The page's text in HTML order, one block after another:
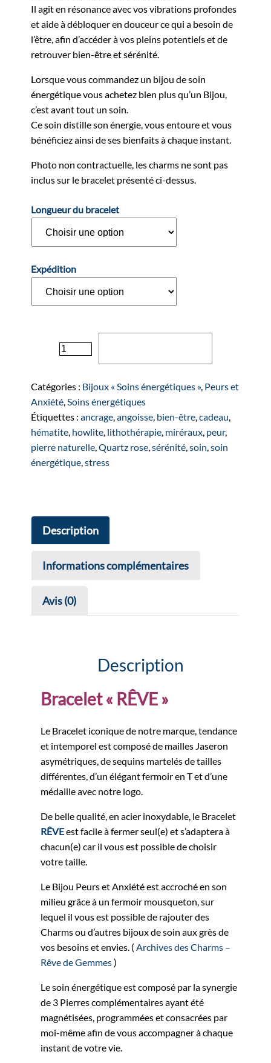
Il agit en résonance avec vos vibrations profondes
et aide à débloquer en douceur ce qui a besoin de
l’être, afin d’accéder à vos pleins potentiels et de
retrouver bien-être et sérénité.
Lorsque vous commandez un bijou de soin
énergétique vous achetez bien plus qu’un Bijou,
c’est avant tout un soin.
Ce soin distille son énergie, vous entoure et vous
bénéficiez ainsi de ses bienfaits à chaque instant.
Photo non contractuelle, les charms ne sont pas
inclus sur le bracelet présenté ci-dessus.
Longueur du bracelet
Expédition
de
"RÊVE"
doré
("Peur
et
Anxiété")
Catégories : Bijoux « Soins énergétiques », Peurs et
Anxiété Soins énergétiques
Étiquettes :ancrage ,angoisse bien-être ,cadeau
hématite howlite lithothérapie miréraux peur,
pierre naturelle ,Quartz rose ,sérénité ,soin ,soin
énergétique ,stress
Description
Informations complémentaires
Avis (0)
Description
Bracelet « RÊVE »
Le Bracelet iconique de notre marque, tendance
et intemporel est composé de mailles Jaseron
asymétriques, de sequins martelés de tailles
différentes, d’un élégant fermoir en T et d’une
médaille avec notre logo.
De belle qualité, en acier inoxydable, le Bracelet
RÊVEest facile à fermer seul(e) et s’adaptera à
chacun(e) car il vous est possible de choisir
votre taille.
Le Bijou Peurs et Anxiété est accroché en son
milieu grâce à un fermoir mousqueton, sur
lequel il vous est possible de rajouter des
Charms ou d’autres bijoux de soin aux grès de
vos besoins et envies. (Archives des Charms –
Rêve de Gemmes)
Le soin énergétique est composé par la synergie
de 3 Pierres complémentaires ayant été
magnétisées, programmées et consacrées par
moi-même afin de vous accompagner à chaque
instant de votre vie.